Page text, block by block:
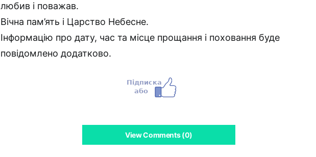
любив і поважав.
Вічна пам’ять і Царство Небесне.
Інформацію про дату, час та місце прощання і поховання буде
повідомлено додатково.
View Comments (0)